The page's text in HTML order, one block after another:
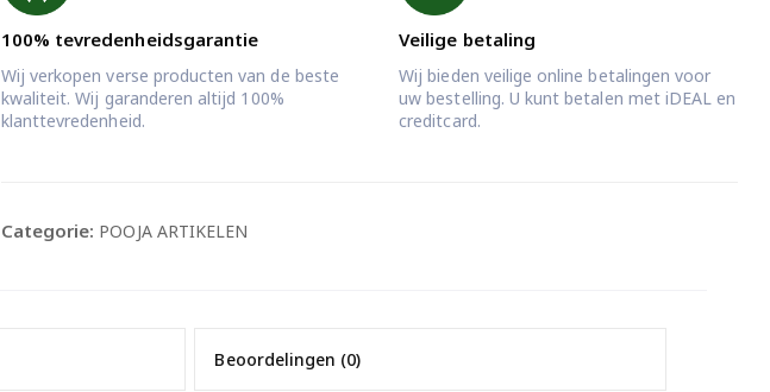
100% tevredenheidsgarantie
Wij verkopen verse producten van de beste
kwaliteit. Wij garanderen altijd 100%
klanttevredenheid.
Veilige betaling
Wij bieden veilige online betalingen voor
uw bestelling. U kunt betalen met iDEAL en
creditcard.
Categorie: POOJA ARTIKELEN
Beoordelingen (0)